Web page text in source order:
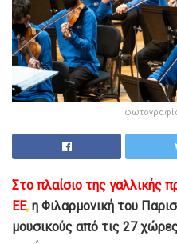
Στο πλαίσιο της γαλλικής
ΕΕ, η Φιλαρμονική του
μουσικούς από τις 27